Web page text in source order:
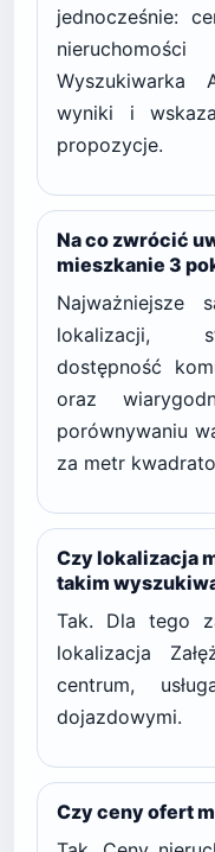
jednocześnie:
Wyszukiwarka
wyniki i
propozycje.
Na co zwrócić
mieszkanie 3
Najważniejsze
lokalizacji,
dostępność
oraz
porównywaniu
za metr
Czy lokalizacja
takim
Tak. Dla tego
lokalizacja
centrum,
dojazdowymi.
Czy ceny ofert